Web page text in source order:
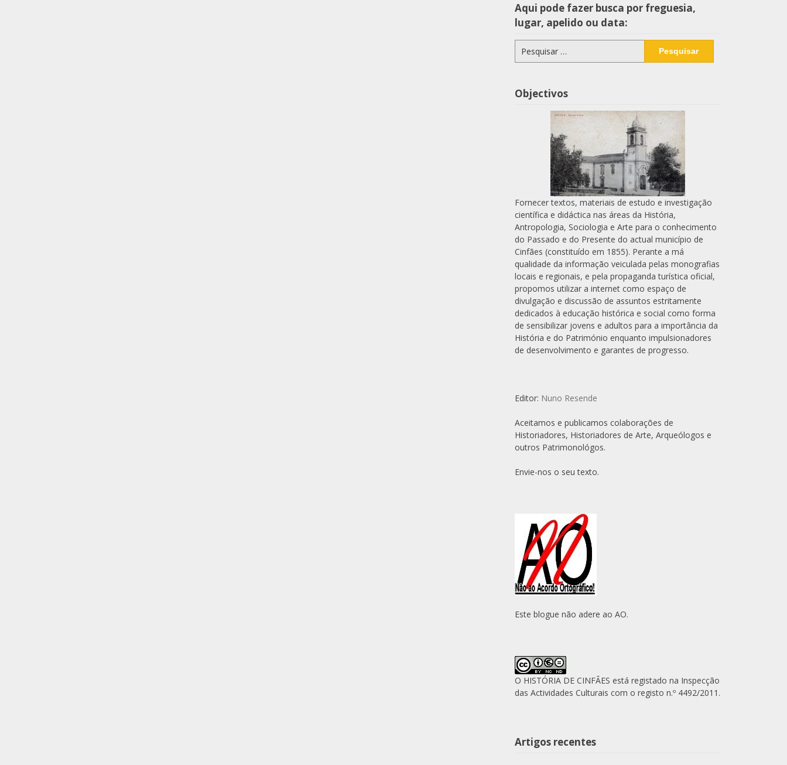
Aqui pode fazer busca por freguesia,
lugar, apelido ou data:
por:
Objectivos
Fornecer textos, materiais de estudo e investigação
científica e didáctica nas áreas da História,
Antropologia, Sociologia e Arte para o conhecimento
do Passado e do Presente do actual município de
Cinfães (constituído em 1855). Perante a má
qualidade da informação veiculada pelas monografias
locais e regionais, e pela propaganda turística oficial,
propomos utilizar a internet como espaço de
divulgação e discussão de assuntos estritamente
dedicados à educação histórica e social como forma
de sensibilizar jovens e adultos para a importância da
História e do Património enquanto impulsionadores
de desenvolvimento e garantes de progresso.
Editor: Nuno Resende
Aceitamos e publicamos colaborações de
Historiadores, Historiadores de Arte, Arqueólogos e
outros Patrimonológos.
Envie-nos o seu texto.
Este blogue não adere ao AO.
O HISTÓRIA DE CINFÃES está registado na Inspecção
das Actividades Culturais com o registo n.º 4492/2011.
Artigos recentes